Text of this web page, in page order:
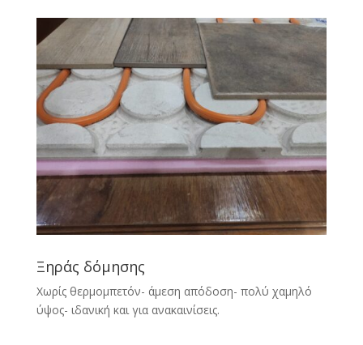
Ξηράς δόμησης
Χωρίς θερμομπετόν- άμεση απόδοση- πολύ χαμηλό
ύψος- ιδανική και για ανακαινίσεις.